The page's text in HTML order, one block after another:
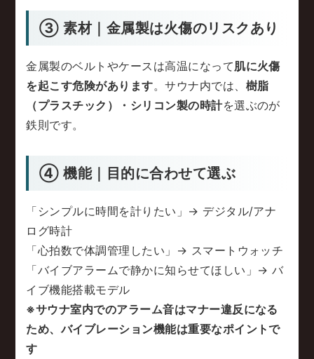
③ 素材｜金属製は火傷のリスクあり
金属製のベルトやケースは高温になって肌に火傷
を起こす危険があります。サウナ内では、 樹脂
（プラスチック）・シリコン製の時計を選ぶのが
鉄則です。
④ 機能｜目的に合わせて選ぶ
「シンプルに時間を計りたい」→ デジタル/アナ
ログ時計
「心拍数で体調管理したい」→ スマートウォッチ
「バイブアラームで静かに知らせてほしい」→ バ
イブ機能搭載モデル
※サウナ室内でのアラーム音はマナー違反になる
ため、バイブレーション機能は重要なポイントで
す